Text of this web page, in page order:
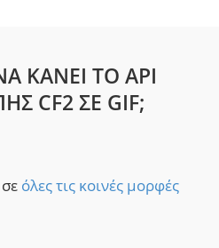
ΚΆΝΕΙ ΤΟ API
CF2 ΣΕ GIF;
όλες τις κοινές μορφές